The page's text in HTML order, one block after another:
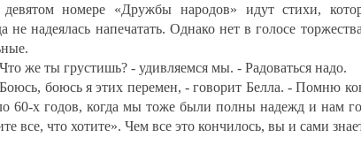
номере «Дружбы народов» идут стихи,
не надеялась напечатать. Однако нет в голосе
же ты грустишь? - удивляемся мы. - Радоваться надо.
боюсь я этих перемен, - говорит Белла. - Помню
60-х годов, когда мы тоже были полны надежд и нам
все, что хотите». Чем все это кончилось, вы и сами